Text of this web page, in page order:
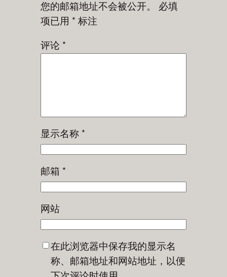
您的邮箱地址不会被公开。
必填
项已用 *标注
评论 *
显示名称*
邮箱 *
网站
在此浏览器中保存我的显示名
称、邮箱地址和网站地址，以便